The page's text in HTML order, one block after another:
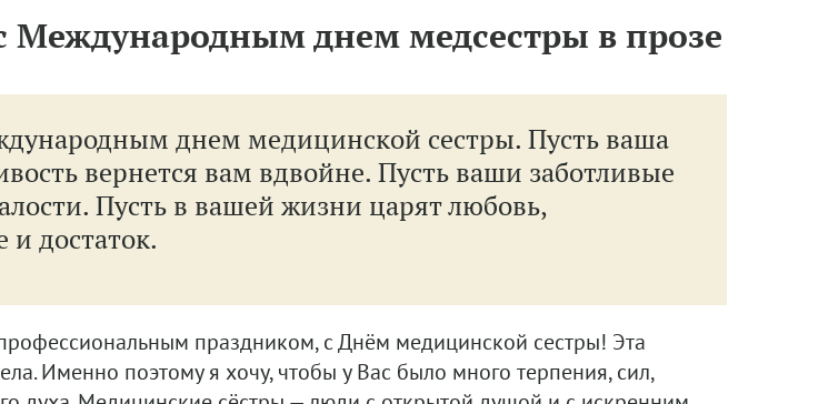
Международным днем медсестры в прозе
днем медицинской сестры. Пусть ваша
вернется вам вдвойне. Пусть ваши заботливые
Пусть в вашей жизни царят любовь,
достаток.
праздником, с Днём медицинской сестры! Эта
Именно поэтому я хочу, чтобы у Вас было много терпения, сил,